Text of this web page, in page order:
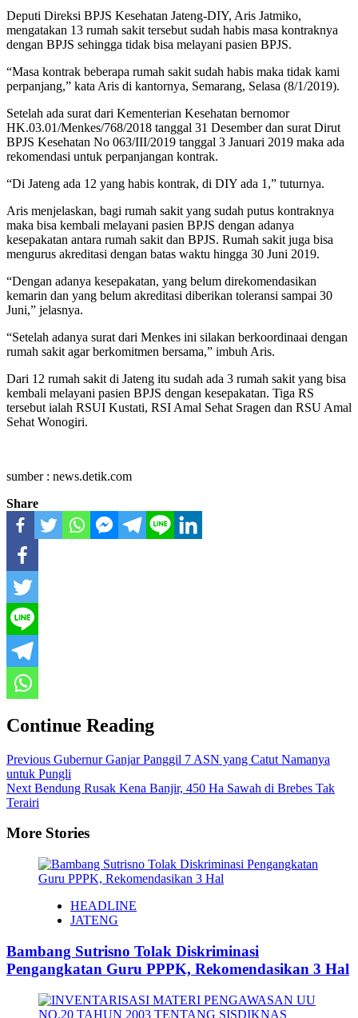
Deputi Direksi BPJS Kesehatan Jateng-DIY, Aris Jatmiko,
mengatakan 13 rumah sakit tersebut sudah habis masa kontraknya
dengan BPJS sehingga tidak bisa melayani pasien BPJS.
“Masa kontrak beberapa rumah sakit sudah habis maka tidak kami
perpanjang,” kata Aris di kantornya, Semarang, Selasa (8/1/2019).
Setelah ada surat dari Kementerian Kesehatan bernomor
HK.03.01/Menkes/768/2018 tanggal 31 Desember dan surat Dirut
BPJS Kesehatan No 063/III/2019 tanggal 3 Januari 2019 maka ada
rekomendasi untuk perpanjangan kontrak.
“Di Jateng ada 12 yang habis kontrak, di DIY ada 1,” tuturnya.
Aris menjelaskan, bagi rumah sakit yang sudah putus kontraknya
maka bisa kembali melayani pasien BPJS dengan adanya
kesepakatan antara rumah sakit dan BPJS. Rumah sakit juga bisa
mengurus akreditasi dengan batas waktu hingga 30 Juni 2019.
“Dengan adanya kesepakatan, yang belum direkomendasikan
kemarin dan yang belum akreditasi diberikan toleransi sampai 30
Juni,” jelasnya.
“Setelah adanya surat dari Menkes ini silakan berkoordinaai dengan
rumah sakit agar berkomitmen bersama,” imbuh Aris.
Dari 12 rumah sakit di Jateng itu sudah ada 3 rumah sakit yang bisa
kembali melayani pasien BPJS dengan kesepakatan. Tiga RS
tersebut ialah RSUI Kustati, RSI Amal Sehat Sragen dan RSU Amal
Sehat Wonogiri.
sumber : news.detik.com
Share
Continue Reading
Previous Gubernur Ganjar Panggil 7 ASN yang Catut Namanya
untuk Pungli
Next Bendung Rusak Kena Banjir, 450 Ha Sawah di Brebes Tak
Terairi
More Stories
HEADLINE
JATENG
Bambang Sutrisno Tolak Diskriminasi
Pengangkatan Guru PPPK, Rekomendasikan 3 Hal